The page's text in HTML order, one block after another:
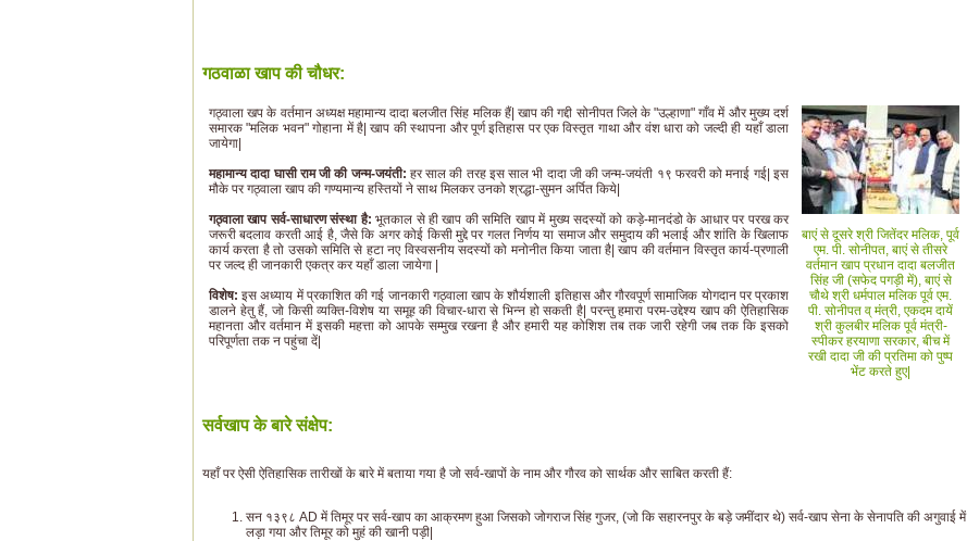
गठवाळा खाप की चौधर:
गठ्वाला खप के वर्तमान अध्यक्ष महामान्य दादा बलजीत सिंह मलिक हैं| खाप की गद्दी सोनीपत जिले के "उल्हाणा" गाँव में और मुख्य दर्श
समारक "मलिक भवन" गोहाना में है| खाप की स्थापना और पूर्ण इतिहास पर एक विस्तृत गाथा और वंश धारा को जल्दी ही यहाँ डाला
जायेगा|
महामान्य दादा घासी राम जी की जन्म-जयंती: हर साल की तरह इस साल भी दादा जी की जन्म-जयंती १९ फरवरी को मनाई गई| इस
मौके पर गठ्वाला खाप की गण्यमान्य हस्तियों ने साथ मिलकर उनको श्रद्धा-सुमन अर्पित किये|
गठ्वाला खाप सर्व-साधारण संस्था है: भूतकाल से ही खाप की समिति खाप में मुख्य सदस्यों को कड़े-मानदंडो के आधार पर परख कर
जरूरी बदलाव करती आई है, जैसे कि अगर कोई किसी मुद्दे पर गलत निर्णय या समाज और समुदाय की भलाई और शांति के खिलाफ
कार्य करता है तो उसको समिति से हटा नए विस्वसनीय सदस्यों को मनोनीत किया जाता है| खाप की वर्तमान विस्तृत कार्य-प्रणाली
पर जल्द ही जानकारी एकत्र कर यहाँ डाला जायेगा |
विशेष: इस अध्याय में प्रकाशित की गई जानकारी गठ्वाला खाप के शौर्यशाली इतिहास और गौरवपूर्ण सामाजिक योगदान पर प्रकाश
डालने हेतु हैं, जो किसी व्यक्ति-विशेष या समूह की विचार-धारा से भिन्न हो सकती है| परन्तु हमारा परम-उद्देश्य खाप की ऐतिहासिक
महानता और वर्तमान में इसकी महत्ता को आपके सम्मुख रखना है और हमारी यह कोशिश तब तक जारी रहेगी जब तक कि इसको
परिपूर्णता तक न पहुंचा दें|
बाएं से दूसरे श्री जितेंदर मलिक, पूर्व
एम. पी. सोनीपत, बाएं से तीसरे
वर्तमान खाप प्रधान दादा बलजीत
सिंह जी (सफेद पगड़ी में), बाएं से
चौथे श्री धर्मपाल मलिक पूर्व एम.
पी. सोनीपत व् मंत्री, एकदम दायें
श्री कुलबीर मलिक पूर्व मंत्री-
स्पीकर हरयाणा सरकार, बीच में
रखी दादा जी की प्रतिमा को पुष्प
भेंट करते हुए|
सर्वखाप के बारे संक्षेप:
यहाँ पर ऐसी ऐतिहासिक तारीखों के बारे में बताया गया है जो सर्व-खापों के नाम और गौरव को सार्थक और साबित करती हैं:
सन १३९८ AD में तिमूर पर सर्व-खाप का आक्रमण हुआ जिसको जोगराज सिंह गुजर, (जो कि सहारनपुर के बड़े जमींदार थे) सर्व-खाप सेना के सेनापति की अगुवाई में
लड़ा गया और तिमूर को मुहं की खानी पड़ी|